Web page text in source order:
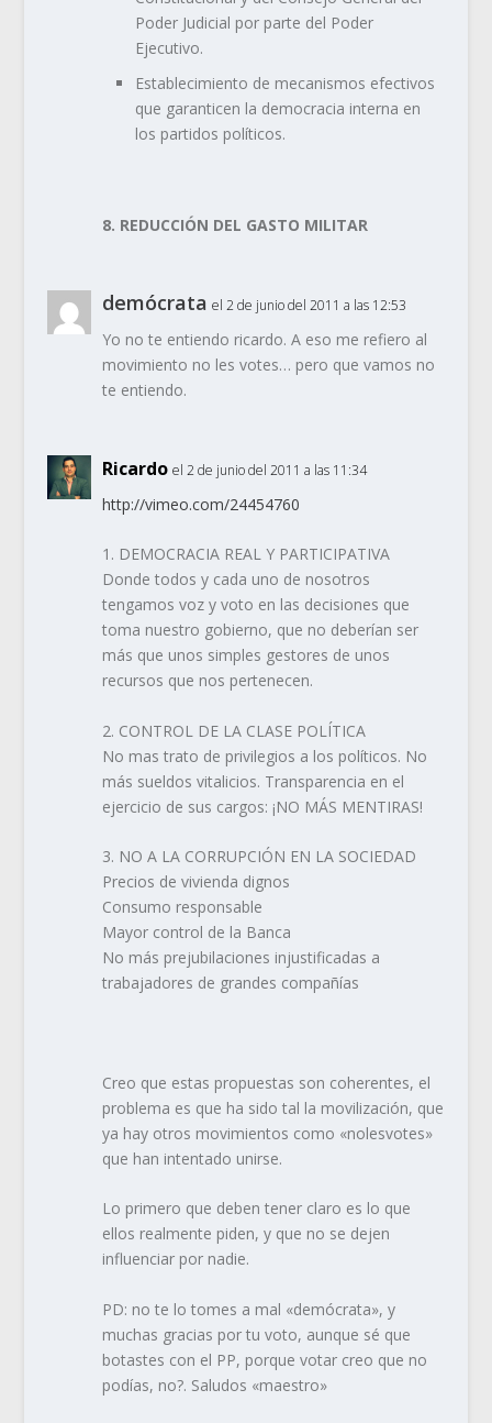
Poder Judicial por parte del Poder
Ejecutivo.
Establecimiento de mecanismos efectivos
que garanticen la democracia interna en
los partidos políticos.
8. REDUCCIÓN DEL GASTO MILITAR
demócrata el 2 de junio del 2011 a las 12:53
Yo no te entiendo ricardo. A eso me refiero al
movimiento no les votes… pero que vamos no
te entiendo.
Ricardo el 2 de junio del 2011 a las 11:34
http://vimeo.com/24454760
1. DEMOCRACIA REAL Y PARTICIPATIVA
Donde todos y cada uno de nosotros
tengamos voz y voto en las decisiones que
toma nuestro gobierno, que no deberían ser
más que unos simples gestores de unos
recursos que nos pertenecen.
2. CONTROL DE LA CLASE POLÍTICA
No mas trato de privilegios a los políticos. No
más sueldos vitalicios. Transparencia en el
ejercicio de sus cargos: ¡NO MÁS MENTIRAS!
3. NO A LA CORRUPCIÓN EN LA SOCIEDAD
Precios de vivienda dignos
Consumo responsable
Mayor control de la Banca
No más prejubilaciones injustificadas a
trabajadores de grandes compañías
Creo que estas propuestas son coherentes, el
problema es que ha sido tal la movilización, que
ya hay otros movimientos como «nolesvotes»
que han intentado unirse.
Lo primero que deben tener claro es lo que
ellos realmente piden, y que no se dejen
influenciar por nadie.
PD: no te lo tomes a mal «demócrata», y
muchas gracias por tu voto, aunque sé que
botastes con el PP, porque votar creo que no
podías, no?. Saludos «maestro»